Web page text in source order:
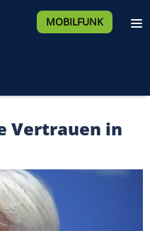
MOBILFUNK
Vertrauen in